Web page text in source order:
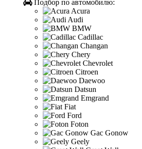
Подбор по автомобилю:
Acura
Audi
BMW
Cadillac
Changan
Chery
Chevrolet
Citroen
Daewoo
Datsun
Emgrand
Fiat
Ford
Foton
Gac Gonow
Geely